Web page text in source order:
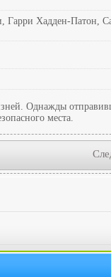
Гарри Хадден-Патон,
Однажды
места.